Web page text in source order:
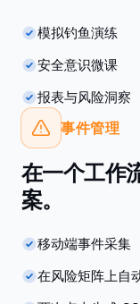
模拟钓鱼演练
安全意识微课
报表与风险洞察
事件管理
在一个工作
案。
移动端事件采集
在风险矩阵上自